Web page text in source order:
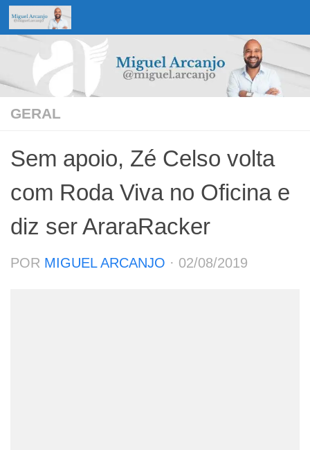
Skip to content
GERAL
Sem apoio, Zé Celso volta
com Roda Viva no Oficina e
diz ser AraraRacker
POR MIGUEL ARCANJO · 02/08/2019